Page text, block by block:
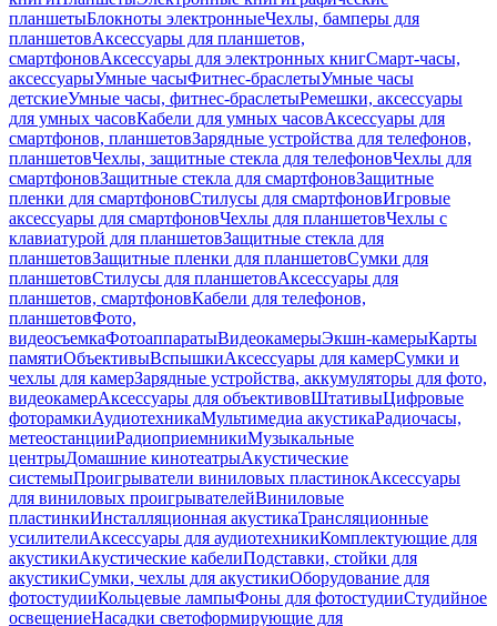
планшетыБлокноты электронныеЧехлы, бамперы для
планшетовАксессуары для планшетов,
смартфоновАксессуары для электронных книгСмарт-часы,
аксессуарыУмные часыФитнес-браслетыУмные часы
детскиеУмные часы, фитнес-браслетыРемешки, аксессуары
для умных часовКабели для умных часовАксессуары для
смартфонов, планшетовЗарядные устройства для телефонов,
планшетовЧехлы, защитные стекла для телефоновЧехлы для
смартфоновЗащитные стекла для смартфоновЗащитные
пленки для смартфоновСтилусы для смартфоновИгровые
аксессуары для смартфоновЧехлы для планшетовЧехлы с
клавиатурой для планшетовЗащитные стекла для
планшетовЗащитные пленки для планшетовСумки для
планшетовСтилусы для планшетовАксессуары для
планшетов, смартфоновКабели для телефонов,
планшетовФото,
видеосъемкаФотоаппаратыВидеокамерыЭкшн-камерыКарты
памятиОбъективыВспышкиАксессуары для камерСумки и
чехлы для камерЗарядные устройства, аккумуляторы для фото,
видеокамерАксессуары для объективовШтативыЦифровые
фоторамкиАудиотехникаМультимедиа акустикаРадиочасы,
метеостанцииРадиоприемникиМузыкальные
центрыДомашние кинотеатрыАкустические
системыПроигрыватели виниловых пластинокАксессуары
для виниловых проигрывателейВиниловые
пластинкиИнсталляционная акустикаТрансляционные
усилителиАксессуары для аудиотехникиКомплектующие для
акустикиАкустические кабелиПодставки, стойки для
акустикиСумки, чехлы для акустикиОборудование для
фотостудииКольцевые лампыФоны для фотостудииСтудийное
освещениеНасадки светоформирующие для